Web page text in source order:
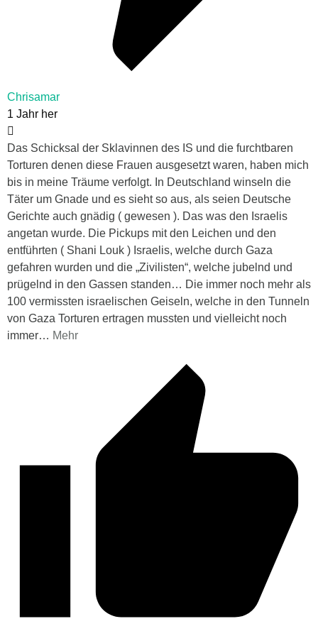
Chrisamar
1 Jahr her
Das Schicksal der Sklavinnen des IS und die furchtbaren
Torturen denen diese Frauen ausgesetzt waren, haben mich
bis in meine Träume verfolgt. In Deutschland winseln die
Täter um Gnade und es sieht so aus, als seien Deutsche
Gerichte auch gnädig ( gewesen ). Das was den Israelis
angetan wurde. Die Pickups mit den Leichen und den
entführten ( Shani Louk ) Israelis, welche durch Gaza
gefahren wurden und die „Zivilisten“, welche jubelnd und
prügelnd in den Gassen standen… Die immer noch mehr als
100 vermissten israelischen Geiseln, welche in den Tunneln
von Gaza Torturen ertragen mussten und vielleicht noch
immer… Mehr